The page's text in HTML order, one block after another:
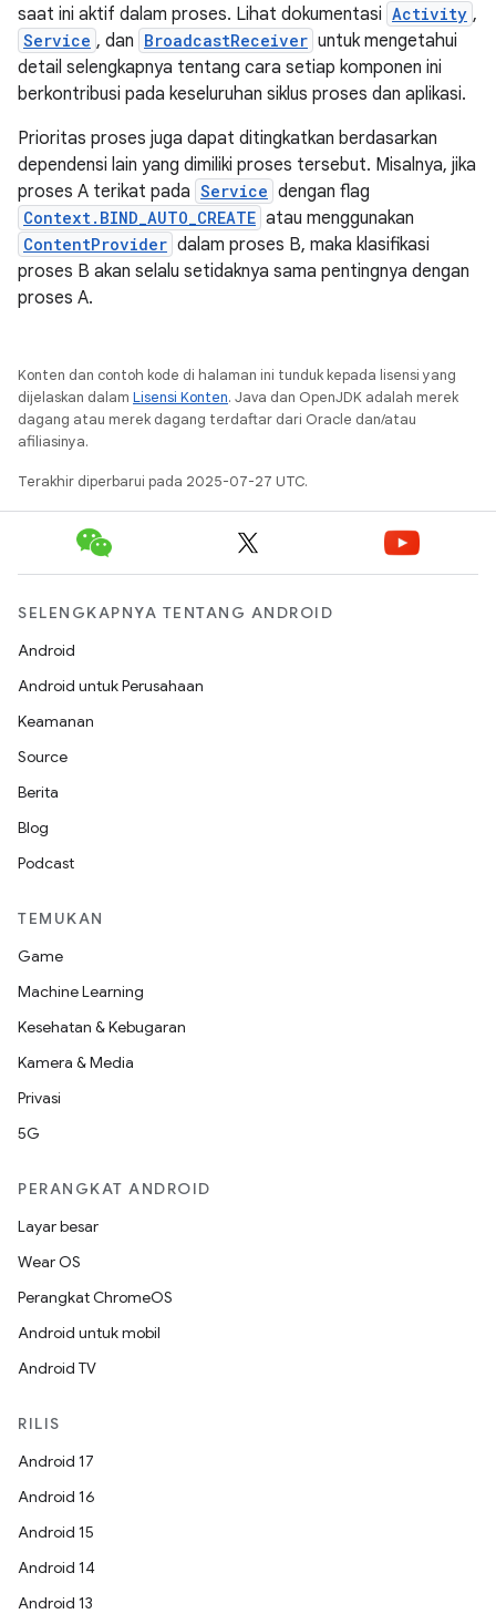
saat ini aktif dalam proses. Lihat dokumentasi Activity ,
Service , dan BroadcastReceiver untuk mengetahui
detail selengkapnya tentang cara setiap komponen ini
berkontribusi pada keseluruhan siklus proses dan aplikasi.
Prioritas proses juga dapat ditingkatkan berdasarkan
dependensi lain yang dimiliki proses tersebut. Misalnya, jika
proses A terikat pada Service dengan flag
Context.BIND_AUTO_CREATE atau menggunakan
ContentProvider dalam proses B, maka klasifikasi
proses B akan selalu setidaknya sama pentingnya dengan
proses A.
Konten dan contoh kode di halaman ini tunduk kepada lisensi yang
dijelaskan dalam Lisensi Konten. Java dan OpenJDK adalah merek
dagang atau merek dagang terdaftar dari Oracle dan/atau
afiliasinya.
Terakhir diperbarui pada 2025-07-27 UTC.
SELENGKAPNYA TENTANG ANDROID
Android
Android untuk Perusahaan
Keamanan
Source
Berita
Blog
Podcast
TEMUKAN
Game
Machine Learning
Kesehatan & Kebugaran
Kamera & Media
Privasi
5G
PERANGKAT ANDROID
Layar besar
Wear OS
Perangkat ChromeOS
Android untuk mobil
Android TV
RILIS
Android 17
Android 16
Android 15
Android 14
Android 13